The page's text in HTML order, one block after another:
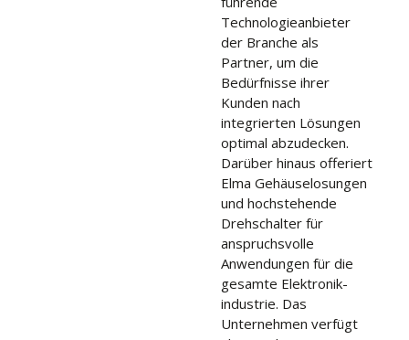
Technologieanbieter
der Branche als
Partner, um die
Bedürfnisse ihrer
Kunden nach
integrierten Lösungen
optimal abzudecken.
Darüber hinaus offeriert
Elma Gehäuselosungen
und hochstehende
Drehschalter für
anspruchsvolle
Anwendungen für die
gesamte Elektronik-
industrie. Das
Unternehmen verfügt